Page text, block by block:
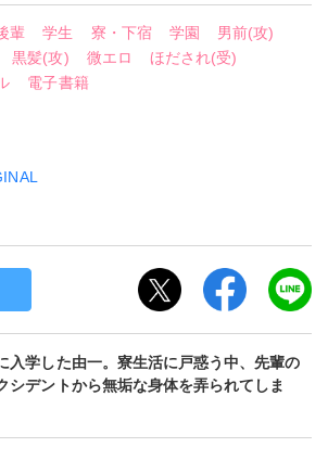
輩 学生 寮・下宿 学園
男前(攻)
黒髪(攻) 微エロ
ほだされ(受)
電子書籍
入学した由一。寮生活に戸惑う中、先輩の
シデントから無垢な身体を弄られてしま